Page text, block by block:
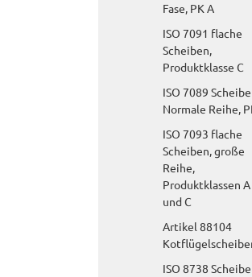
Fase, PK A
ISO 7091 flache
Scheiben,
Produktklasse C
ISO 7089
Normale Reihe,
ISO 7093 flache
Scheiben, große
Reihe,
Produktklassen A
und C
Artikel 88104
ISO 8738